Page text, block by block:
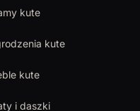
kute
kute
kute
i daszki